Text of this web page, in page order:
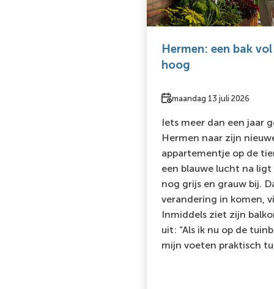
Hermen: een bak
hoog
Datum
maandag 13 juli 2026
Iets meer dan een jaar
Hermen naar zijn
appartementje op de
een blauwe lucht na
nog grijs en grauw bij.
verandering in komen,
Inmiddels ziet zijn
uit: “Als ik nu op de
mijn voeten praktisch